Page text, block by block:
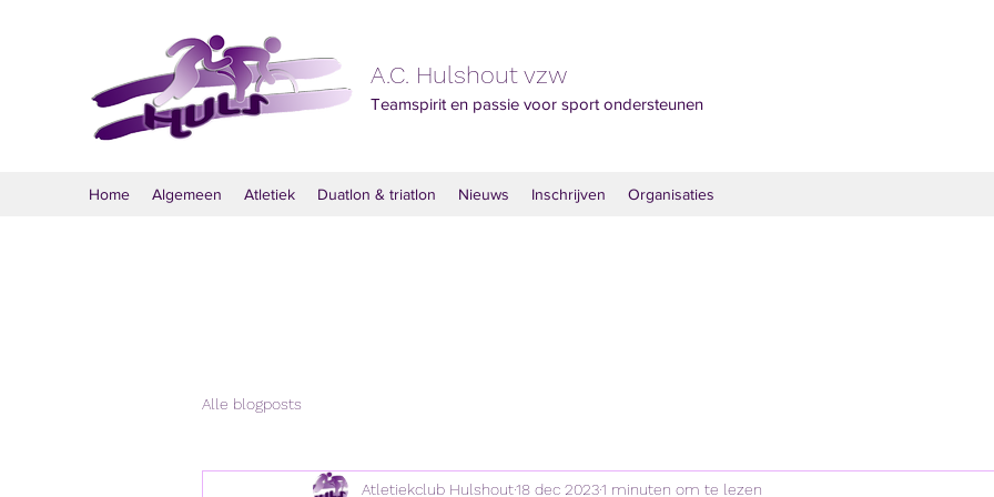
A.C. Hulshout vzw
Teamspirit en passie voor sport ondersteunen
Home Algemeen Atletiek Duatlon & triatlon Nieuws Inschrijven Organisaties
Alle blogposts
Atletiekclub Hulshout18 dec 20231 minuten om te lezen